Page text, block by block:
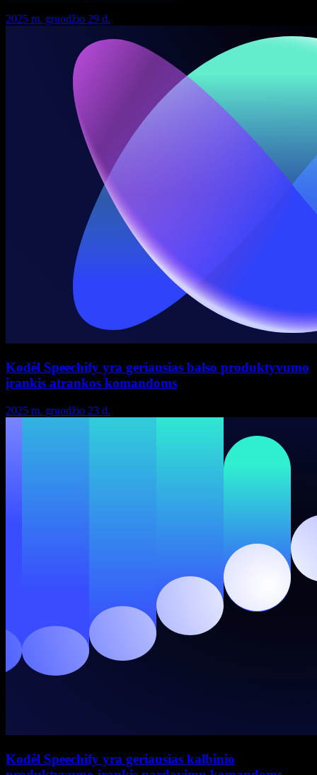
2025 m. gruodžio 29 d.
Kodėl Speechify yra geriausias balso produktyvumo
įrankis atrankos komandoms
2025 m. gruodžio 23 d.
Kodėl Speechify yra geriausias kalbinio